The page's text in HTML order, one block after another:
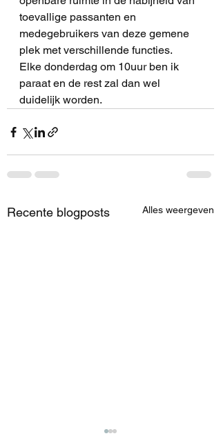
toevallige passanten en
medegebruikers van deze gemene
plek met verschillende functies.
Elke donderdag om 10uur ben ik
paraat en de rest zal dan wel
duidelijk worden.
Recente blogposts Alles weergeven